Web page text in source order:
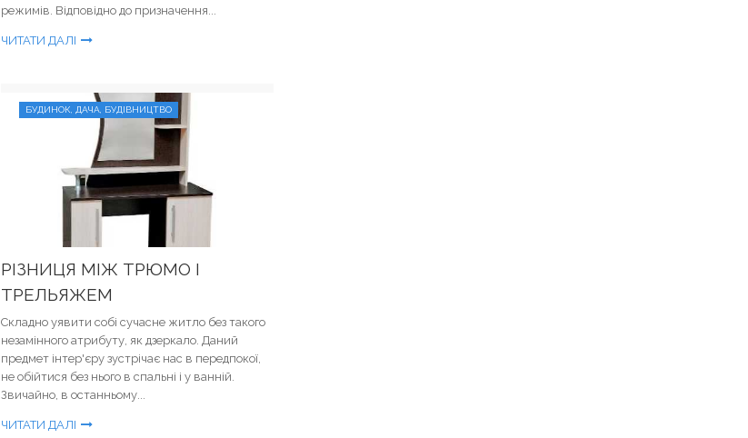
режимів. Відповідно до призначення...
ЧИТАТИ ДАЛІ
БУДИНОК, ДАЧА, БУДІВНИЦТВО
РІЗНИЦЯ МІЖ ТРЮМО І
ТРЕЛЬЯЖЕМ
Складно уявити собі сучасне житло без такого
незамінного атрибуту, як дзеркало. Даний
предмет інтер'єру зустрічає нас в передпокої,
не обійтися без нього в спальні і у ванній.
Звичайно, в останньому...
ЧИТАТИ ДАЛІ